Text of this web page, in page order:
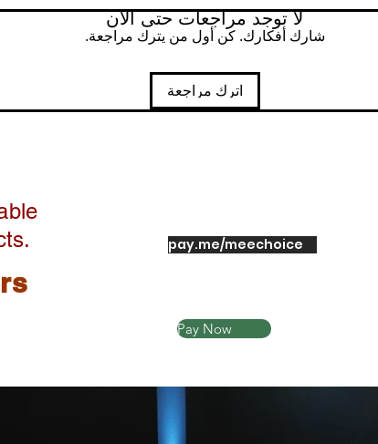
لا توجد مراجعات حتى الآن
شارك أفكارك. كن أول من يترك مراجعة.
اترك مراجعة
pay.me/meechoice
Pay Now